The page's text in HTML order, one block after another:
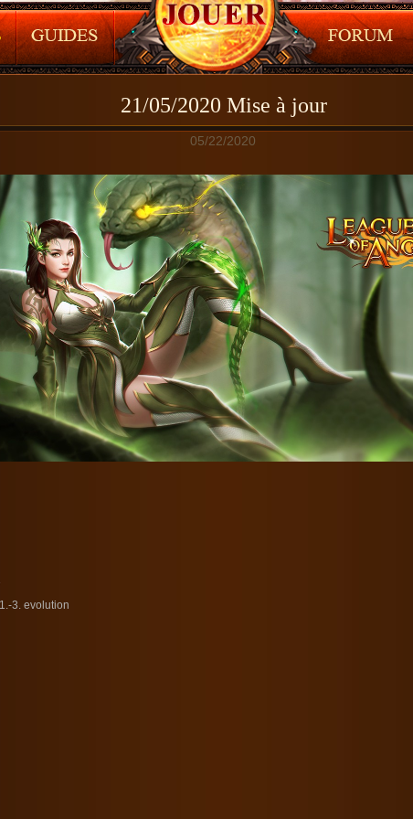
21/05/2020 Mise à jour
05/22/2020
3. evolution